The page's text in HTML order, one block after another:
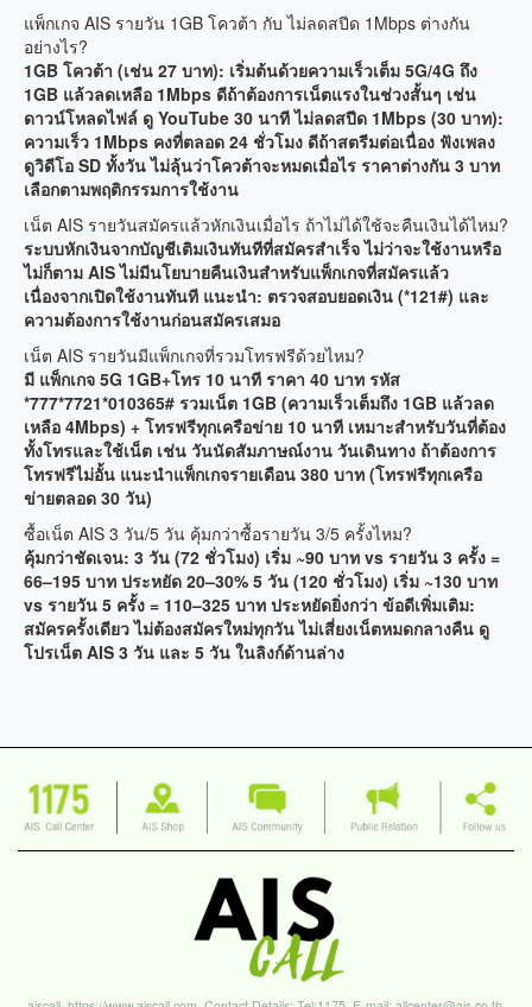
แพ็กเกจ AIS รายวัน 1GB โควต้า กับ ไม่ลดสปีด 1Mbps ต่างกัน
อย่างไร?
1GB โควต้า (เช่น 27 บาท): เริ่มต้นด้วยความเร็วเต็ม 5G/4G ถึง
1GB แล้วลดเหลือ 1Mbps ดีถ้าต้องการเน็ตแรงในช่วงสั้นๆ เช่น
ดาวน์โหลดไฟล์ ดู YouTube 30 นาที ไม่ลดสปีด 1Mbps (30 บาท):
ความเร็ว 1Mbps คงที่ตลอด 24 ชั่วโมง ดีถ้าสตรีมต่อเนื่อง ฟังเพลง
ดูวิดีโอ SD ทั้งวัน ไม่ลุ้นว่าโควต้าจะหมดเมื่อไร ราคาต่างกัน 3 บาท
เลือกตามพฤติกรรมการใช้งาน
เน็ต AIS รายวันสมัครแล้วหักเงินเมื่อไร ถ้าไม่ได้ใช้จะคืนเงินได้ไหม?
ระบบหักเงินจากบัญชีเติมเงินทันทีที่สมัครสำเร็จ ไม่ว่าจะใช้งานหรือ
ไม่ก็ตาม AIS ไม่มีนโยบายคืนเงินสำหรับแพ็กเกจที่สมัครแล้ว
เนื่องจากเปิดใช้งานทันที แนะนำ: ตรวจสอบยอดเงิน (*121#) และ
ความต้องการใช้งานก่อนสมัครเสมอ
เน็ต AIS รายวันมีแพ็กเกจที่รวมโทรฟรีด้วยไหม?
มี แพ็กเกจ 5G 1GB+โทร 10 นาที ราคา 40 บาท รหัส
*777*7721*010365# รวมเน็ต 1GB (ความเร็วเต็มถึง 1GB แล้วลด
เหลือ 4Mbps) + โทรฟรีทุกเครือข่าย 10 นาที เหมาะสำหรับวันที่ต้อง
ทั้งโทรและใช้เน็ต เช่น วันนัดสัมภาษณ์งาน วันเดินทาง ถ้าต้องการ
โทรฟรีไม่อั้น แนะนำแพ็กเกจรายเดือน 380 บาท (โทรฟรีทุกเครือ
ข่ายตลอด 30 วัน)
ซื้อเน็ต AIS 3 วัน/5 วัน คุ้มกว่าซื้อรายวัน 3/5 ครั้งไหม?
คุ้มกว่าชัดเจน: 3 วัน (72 ชั่วโมง) เริ่ม ~90 บาท vs รายวัน 3 ครั้ง =
66–195 บาท ประหยัด 20–30% 5 วัน (120 ชั่วโมง) เริ่ม ~130 บาท
vs รายวัน 5 ครั้ง = 110–325 บาท ประหยัดยิ่งกว่า ข้อดีเพิ่มเติม:
สมัครครั้งเดียว ไม่ต้องสมัครใหม่ทุกวัน ไม่เสี่ยงเน็ตหมดกลางคืน ดู
โปรเน็ต AIS 3 วัน และ 5 วัน ในลิงก์ด้านล่าง